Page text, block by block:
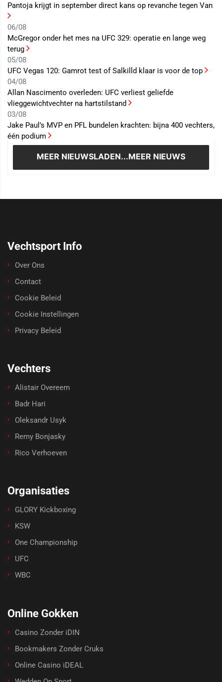
Pantoja krijgt in september direct kans op revanche tegen Van
06/08
McGregor onder het mes na UFC 329: operatie en lange weg
terug
05/08
UFC Vegas 120: Gamrot test of Salkilld klaar is voor de top
04/08
Allan Nascimento overleden: UFC verliest geliefde
vlieggewichtvechter na hartstilstand
03/08
Jake Paul’s MVP en PFL bundelen krachten: bijna 400 vechters,
één podium
MEER NIEUWSLADEN...MEER NIEUWS
Vechtsport Info
Over Ons
Contact
Cookie Beleid
Cookie Instellingen
Privacy Beleid
Vechters
Alistair Overeem
Badr Hari
Oleksandr Usyk
Remy Bonjasky
Rico Verhoeven
Organisaties
GLORY Kickboxing
KSW
One Championship
UFC
WBC
Online Gokken
Casino Zonder iDIN
Bookmakers Zonder Cruks
Online Casino iDEAL